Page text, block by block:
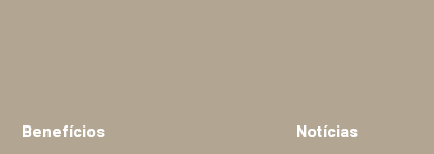
Benefícios Notícias